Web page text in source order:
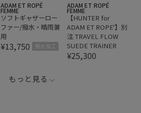
ADAM ET ROPÉ
FEMME
ソフトギャザーロー
ファー/撥水・晴雨兼
用
¥13,750 撥水加工
ADAM ET ROPÉ
FEMME
【HUNTER for
ADAM ET ROPE'】別
注 TRAVEL FLOW
SUEDE TRAINER
¥25,300
もっと見る